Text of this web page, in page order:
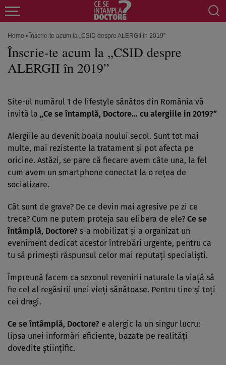
Home • Înscrie-te acum la „CSID despre ALERGII în 2019”
Înscrie-te acum la „CSID despre
ALERGII în 2019”
Site-ul numărul 1 de lifestyle sănătos din România vă
invită la „Ce se întamplă, Doctore… cu alergiile in 2019?”
Alergiile au devenit boala noului secol. Sunt tot mai
multe, mai rezistente la tratament şi pot afecta pe
oricine. Astăzi, se pare că fiecare avem câte una, la fel
cum avem un smartphone conectat la o reţea de
socializare.
Cât sunt de grave? De ce devin mai agresive pe zi ce
trece? Cum ne putem proteja sau elibera de ele? Ce se
întâmplă, Doctore? s-a mobilizat şi a organizat un
eveniment dedicat acestor întrebări urgente, pentru ca
tu să primeşti răspunsul celor mai reputaţi specialişti.
Împreună facem ca sezonul revenirii naturale la viaţă să
fie cel al regăsirii unei vieţi sănătoase. Pentru tine şi toţi
cei dragi.
Ce se întâmplă, Doctore? e alergic la un singur lucru:
lipsa unei informări eficiente, bazate pe realităţi
dovedite ştiinţific.